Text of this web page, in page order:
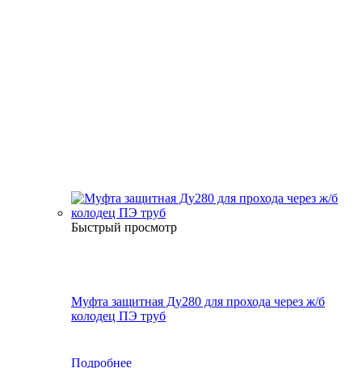
Быстрый просмотр
Муфта защитная Ду280 для прохода через ж/б
колодец ПЭ труб
Подробнее